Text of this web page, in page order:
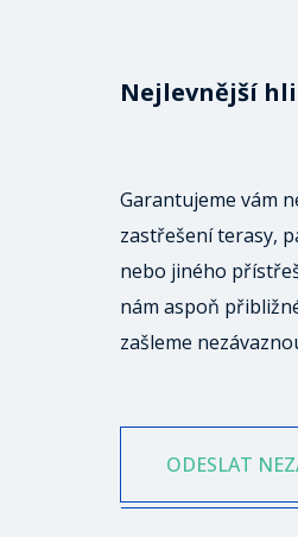
Nejlevnější
Garantujeme vám
zastřešení terasy,
nebo jiného
nám aspoň
zašleme
ODESLAT